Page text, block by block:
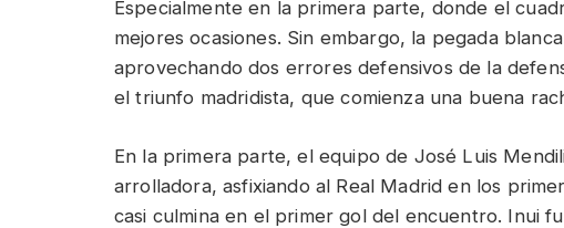
Especialmente en la primera parte, donde el
mejores ocasiones. Sin embargo, la pegada
aprovechando dos errores defensivos de la
el triunfo madridista, que comienza una buena
En la primera parte, el equipo de José Luis
arrolladora, asfixiando al Real Madrid en los
casi culmina en el primer gol del encuentro. Inui